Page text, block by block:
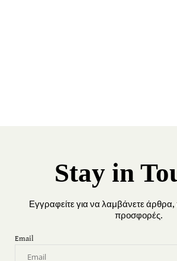
Stay in
Εγγραφείτε για να λαμβάνετε άρθρα,
προσφορές.
Email